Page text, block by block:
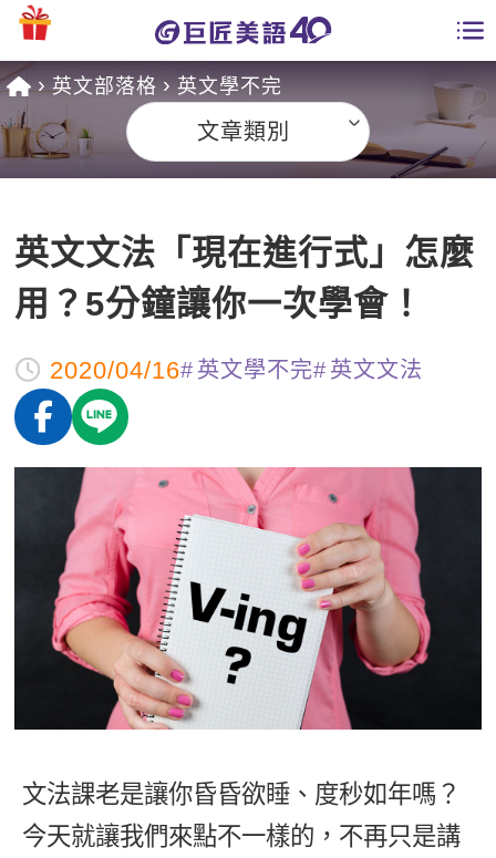
課程總覽
英文課程總表
英文會話
商用英文
英文檢定
TOEIC 多益課程
IELTS 雅思課程
GEPT 全民英檢課程
TOEFL 托福課程
能力養成
自然發音
英文聽力養成
開口溜英文
旅遊英文
基礎字彙
情境閱讀
英文文法技巧
特色課程
主題課程
英語俱樂部
ECAM
Let's Talk
線上真人
日語
外語即時通
兒童美語
更多
一對一家教
點讀筆教材
數位學習教材
全國分校
英文部落格
影音學英文
英文能力測驗
師資團隊
學習分享
學員故事
學員讚出來
活動花絮
校園贊助
企業服務
學員專區
Recruiting
英文部落格 英文學不完
文章類別
英文文法「現在進行式」怎麼
用？5分鐘讓你一次學會！
2020/04/16 英文學不完 英文文法
文法課老是讓你昏昏欲睡、度秒如年嗎？
今天就讓我們來點不一樣的，不再只是講